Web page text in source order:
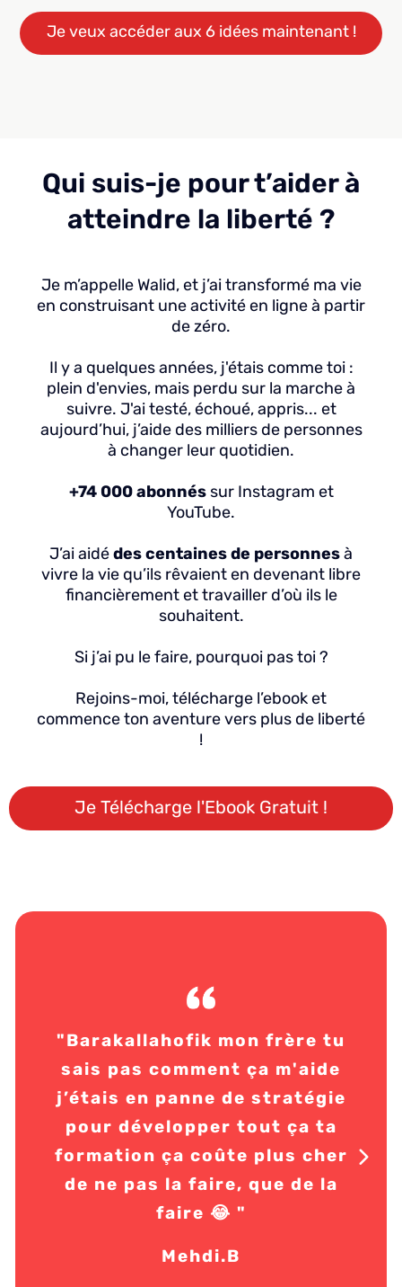
Je veux accéder aux 6 idées maintenant !
Qui suis-je pour t’aider à
atteindre la liberté ?
Je m’appelle Walid, et j’ai transformé ma vie
en construisant une activité en ligne à partir
de zéro.
Il y a quelques années, j'étais comme toi :
plein d'envies, mais perdu sur la marche à
suivre. J'ai testé, échoué, appris... et
aujourd’hui, j’aide des milliers de personnes
à changer leur quotidien.
+74 000 abonnéssur Instagram et
YouTube.
J’ai aidédes centaines de personnesà
vivre la vie qu’ils rêvaient en devenant libre
financièrement et travailler d’où ils le
souhaitent.
Si j’ai pu le faire, pourquoi pas toi ?
Rejoins-moi, télécharge l’ebook et
commence ton aventure vers plus de liberté
!
Je Télécharge l'Ebook Gratuit !
"Barakallahofik mon frère tu
sais pas comment ça m'aide
j’étais en panne de stratégie
pour développer tout ça ta
formation ça coûte plus cher
de ne pas la faire, que de la
faire 😂 "
Mehdi.B